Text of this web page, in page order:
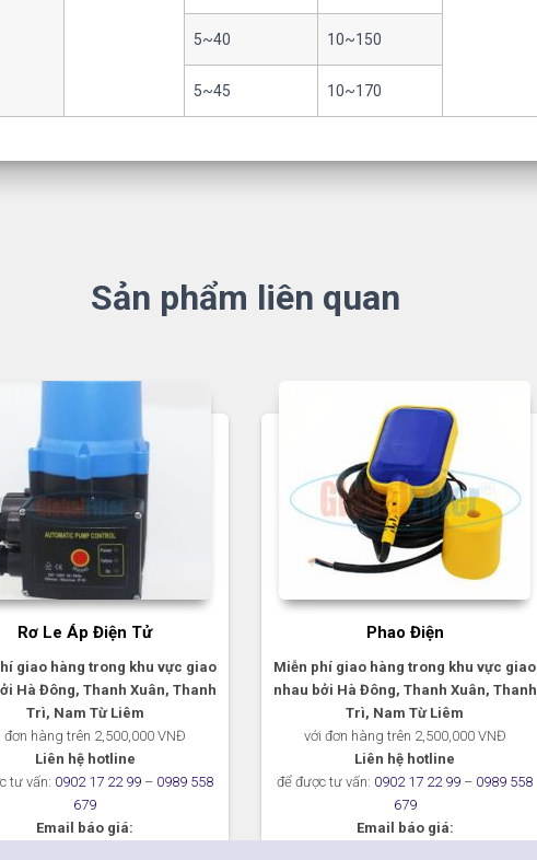
5~40 10~150
5~45 10~170
Sản phẩm liên quan
Rơ Le Áp Điện Tử
giao hàng trong khu vực giao
Hà Đông, Thanh Xuân, Thanh
Trì, Nam Từ Liêm
đơn hàng trên 2,500,000 VNĐ
Liên hệ hotline
tư vấn: 0902 17 22 99– 0989 558
679
Email báo giá:
Phao Điện
Miễn phí giao hàng trong khu vực giao
nhau bởi Hà Đông, Thanh Xuân, Thanh
Trì, Nam Từ Liêm
với đơn hàng trên 2,500,000 VNĐ
Liên hệ hotline
để được tư vấn: 0902 17 22 99 – 0989 558
679
Email báo giá: